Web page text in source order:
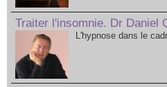
Traiter l'insomnie. Dr Daniel
L'hypnose dans le